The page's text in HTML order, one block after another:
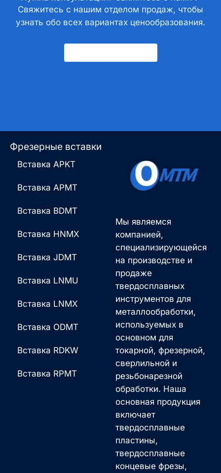
Свяжитесь с нашим отделом продаж, чтобы
узнать обо всех вариантах ценообразования.
Мы являемся
компанией,
специализирующейся
на производстве и
продаже
твердосплавных
инструментов для
металлообработки,
используемых в
основном для
токарной, фрезерной,
сверлильной и
резьбонарезной
обработки. Наша
основная продукция
включает
твердосплавные
пластины,
твердосплавные
концевые фрезы,
Фрезерные вставки
Вставка APKT
Вставка APMT
Вставка BDMT
Вставка HNMX
Вставка JDMT
Вставка LNMU
Вставка LNMX
Вставка ODMT
Вставка RDKW
Вставка RPMT